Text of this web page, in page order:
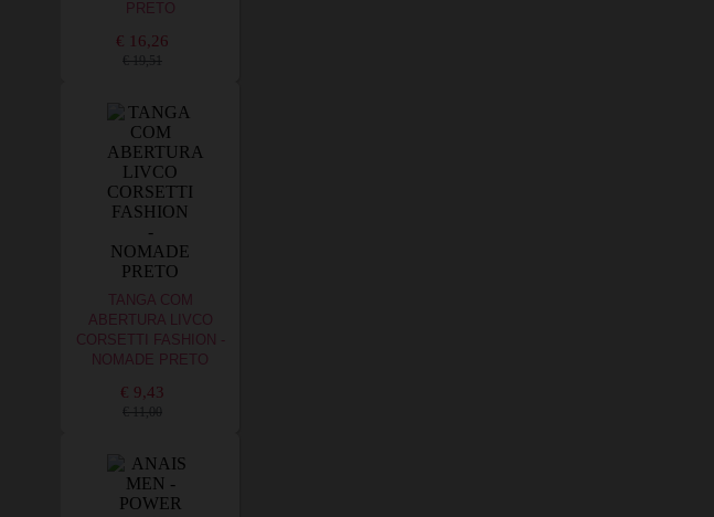
PRETO
€ 16,26
€ 19,51
TANGA COM
ABERTURA LIVCO
CORSETTI FASHION -
NOMADE PRETO
€ 9,43
€ 11,00